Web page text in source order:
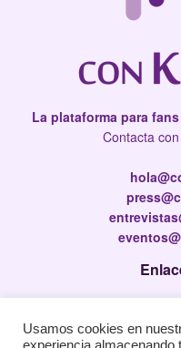
La plataforma para
Contacta
Usamos cookies en